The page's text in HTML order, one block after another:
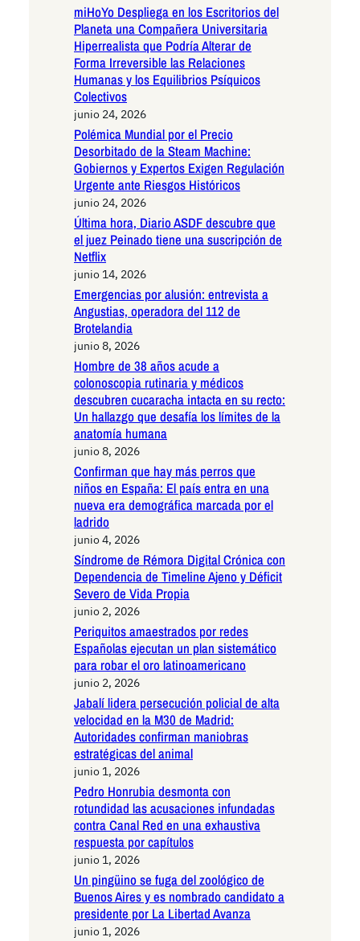
miHoYo Despliega en los Escritorios del
Planeta una Compañera Universitaria
Hiperrealista que Podría Alterar de
Forma Irreversible las Relaciones
Humanas y los Equilibrios Psíquicos
Colectivos
junio 24, 2026
Polémica Mundial por el Precio
Desorbitado de la Steam Machine:
Gobiernos y Expertos Exigen Regulación
Urgente ante Riesgos Históricos
junio 24, 2026
Última hora, Diario ASDF descubre que
el juez Peinado tiene una suscripción de
Netflix
junio 14, 2026
Emergencias por alusión: entrevista a
Angustias, operadora del 112 de
Brotelandia
junio 8, 2026
Hombre de 38 años acude a
colonoscopia rutinaria y médicos
descubren cucaracha intacta en su recto:
Un hallazgo que desafía los límites de la
anatomía humana
junio 8, 2026
Confirman que hay más perros que
niños en España: El país entra en una
nueva era demográfica marcada por el
ladrido
junio 4, 2026
Síndrome de Rémora Digital Crónica con
Dependencia de Timeline Ajeno y Déficit
Severo de Vida Propia
junio 2, 2026
Periquitos amaestrados por redes
Españolas ejecutan un plan sistemático
para robar el oro latinoamericano
junio 2, 2026
Jabalí lidera persecución policial de alta
velocidad en la M30 de Madrid:
Autoridades confirman maniobras
estratégicas del animal
junio 1, 2026
Pedro Honrubia desmonta con
rotundidad las acusaciones infundadas
contra Canal Red en una exhaustiva
respuesta por capítulos
junio 1, 2026
Un pingüino se fuga del zoológico de
Buenos Aires y es nombrado candidato a
presidente por La Libertad Avanza
junio 1, 2026